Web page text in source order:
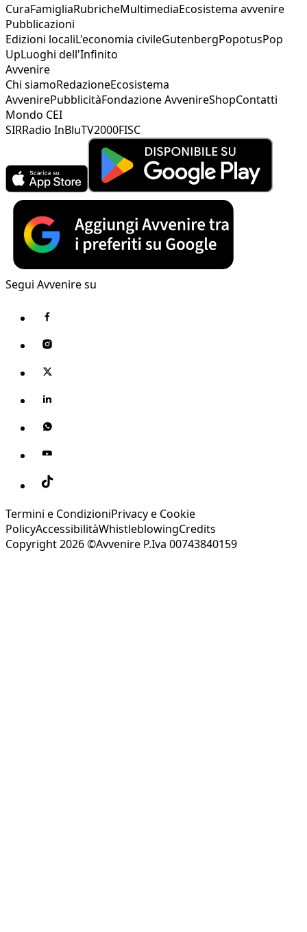
CuraFamigliaRubricheMultimediaEcosistema avvenire
Pubblicazioni
Edizioni localiL'economia civileGutenbergPopotusPop
UpLuoghi dell'Infinito
Avvenire
Chi siamoRedazioneEcosistema
AvvenirePubblicitàFondazione AvvenireShopContatti
Mondo CEI
SIRRadio InBluTV2000FISC
Segui Avvenire su
Termini e CondizioniPrivacy e Cookie
PolicyAccessibilitàWhistleblowingCredits
Copyright 2026 ©Avvenire P.Iva 00743840159